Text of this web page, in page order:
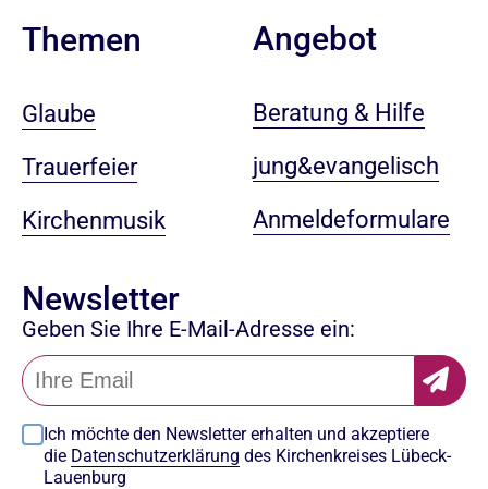
Themen
Glaube
Trauerfeier
Kirchenmusik
Angebot
Beratung & Hilfe
jung&evangelisch
Anmeldeformulare
Newsletter
Geben Sie Ihre E-Mail-Adresse ein:
Ich möchte den Newsletter erhalten und akzeptiere
die Datenschutzerklärung des Kirchenkreises Lübeck-
Lauenburg